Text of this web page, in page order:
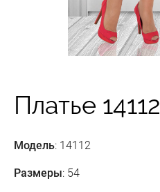
Платье 14112
Модель: 14112
Размеры: 54